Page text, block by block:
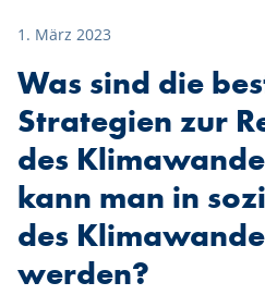
1. März 2023
Was sind die
Strategien zur
des
kann man in
des
werden?